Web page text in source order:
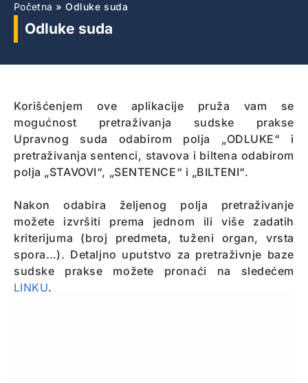
Početna »Odluke suda
Odluke suda
Korišćenjem ove aplikacije pruža vam se
mogućnost pretraživanja sudske prakse
Upravnog suda odabirom polja „ODLUKE“ i
pretraživanja sentenci, stavova i biltena odabirom
polja „STAVOVI“, „SENTENCE“ i „BILTENI“.
Nakon odabira željenog polja pretraživanje
možete izvršiti prema jednom ili više zadatih
kriterijuma (broj predmeta, tuženi organ, vrsta
spora…). Detaljno uputstvo za pretraživnje baze
sudske prakse možete pronaći na sledećem
LINKU.